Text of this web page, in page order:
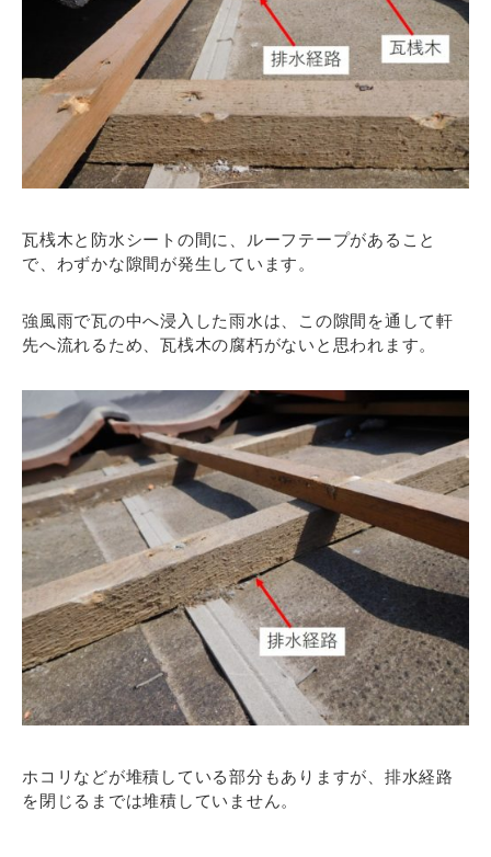
瓦桟木と防水シートの間に、ルーフテープがあること
で、わずかな隙間が発生しています。
強風雨で瓦の中へ浸入した雨水は、この隙間を通して軒
先へ流れるため、瓦桟木の腐朽がないと思われます。
ホコリなどが堆積している部分もありますが、排水経路
を閉じるまでは堆積していません。